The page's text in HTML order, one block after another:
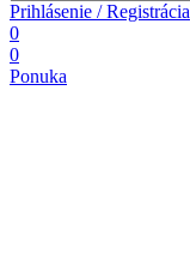
Prihlásenie / Registrácia
0
0
Ponuka